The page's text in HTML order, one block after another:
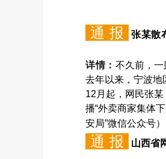
通 报 张某散
详情： 不久前，一
去年以来，宁波地
12月起，网民张某
播“外卖商家集体
安局”微信公众号）
通 报 山西省